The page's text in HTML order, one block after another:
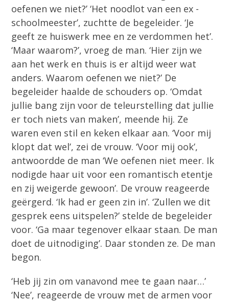
oefenen we niet?’ ‘Het noodlot van een ex -
schoolmeester’, zuchtte de begeleider. ‘Je
geeft ze huiswerk mee en ze verdommen het’.
‘Maar waarom?’, vroeg de man. ‘Hier zijn we
aan het werk en thuis is er altijd weer wat
anders. Waarom oefenen we niet?’ De
begeleider haalde de schouders op. ‘Omdat
jullie bang zijn voor de teleurstelling dat jullie
er toch niets van maken’, meende hij. Ze
waren even stil en keken elkaar aan. ‘Voor mij
klopt dat wel’, zei de vrouw. ‘Voor mij ook’,
antwoordde de man ‘We oefenen niet meer. Ik
nodigde haar uit voor een romantisch etentje
en zij weigerde gewoon’. De vrouw reageerde
geërgerd. ‘Ik had er geen zin in’. ‘Zullen we dit
gesprek eens uitspelen?’ stelde de begeleider
voor. ‘Ga maar tegenover elkaar staan. De man
doet de uitnodiging’. Daar stonden ze. De man
begon.
‘Heb jij zin om vanavond mee te gaan naar…’
‘Nee’, reageerde de vrouw met de armen voor